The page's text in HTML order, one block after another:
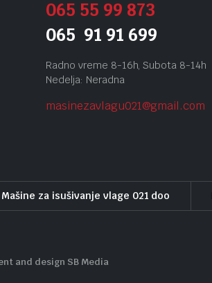
065 55 99 873
065 91 91 699
Radno vreme 8-16h, Subota 8-14h
Nedelja: Neradna
masinezavlagu021@gmail.com
Mašine za isušivanje vlage 021 doo
and design SB Media